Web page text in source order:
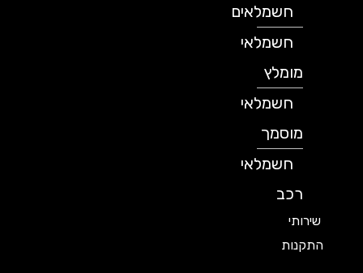
חשמלאים
חשמלאי
מומלץ
חשמלאי
מוסמך
חשמלאי
שירותי
התקנות